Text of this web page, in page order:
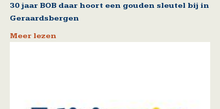
30 jaar BOB daar hoort een gouden sleutel bij in
Geraardsbergen
Meer lezen